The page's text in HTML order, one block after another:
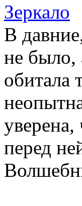
Зеркало
В
не
обитала
перед